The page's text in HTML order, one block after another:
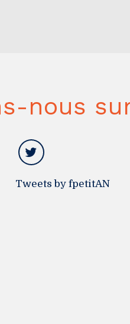
nous
Tweets by fpetitAN